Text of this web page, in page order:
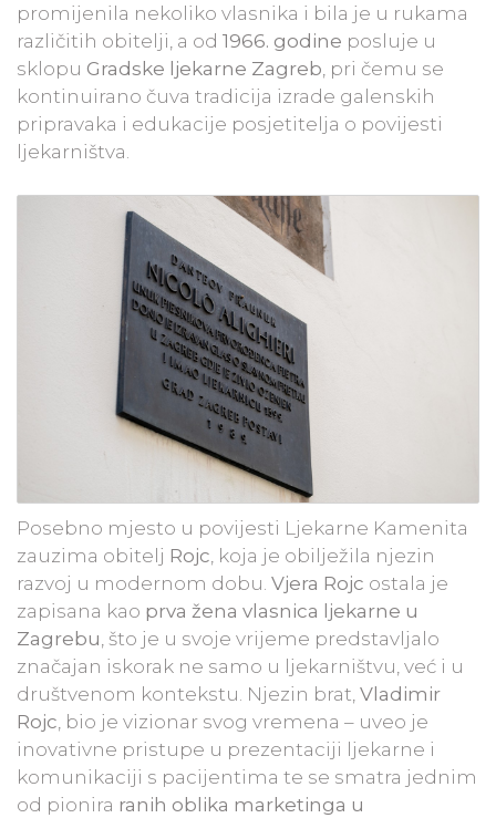
promijenila nekoliko vlasnika i bila je u rukama
različitih obitelji, a od 1966. godine posluje u
sklopu Gradske ljekarne Zagreb , pri čemu se
kontinuirano čuva tradicija izrade galenskih
pripravaka i edukacije posjetitelja o povijesti
ljekarništva.
Posebno mjesto u povijesti Ljekarne Kamenita
zauzima obitelj Rojc, koja je obilježila njezin
razvoj u modernom dobu. Vjera Rojc ostala je
zapisana kao prva žena vlasnica ljekarne u
Zagrebu, što je u svoje vrijeme predstavljalo
značajan iskorak ne samo u ljekarništvu, već i u
društvenom kontekstu. Njezin brat, Vladimir
Rojc, bio je vizionar svog vremena – uveo je
inovativne pristupe u prezentaciji ljekarne i
komunikaciji s pacijentima te se smatra jednim
od pionira ranih oblika marketinga u